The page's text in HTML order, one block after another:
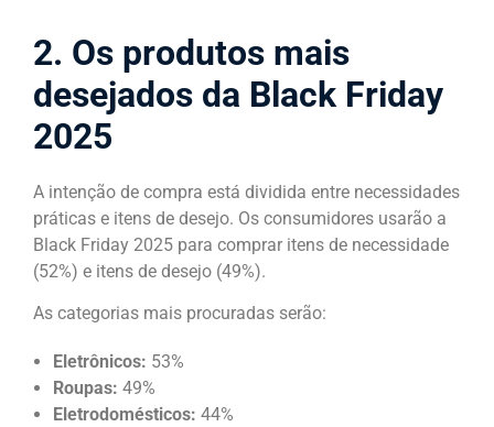
2. Os produtos mais
desejados da Black Friday
2025
A intenção de compra está dividida entre necessidades
práticas e itens de desejo. Os consumidores usarão a
Black Friday 2025 para comprar itens de necessidade
(52%) e itens de desejo (49%).
As categorias mais procuradas serão:
Eletrônicos: 53%
Roupas: 49%
Eletrodomésticos: 44%